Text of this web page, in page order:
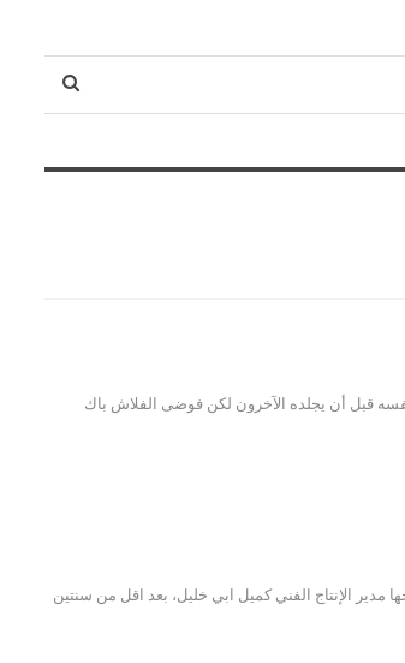
قبل أن يجلده الآخرون لكن فوضى الفلاش باك
مدير الإنتاج الفني كميل ابي خليل، بعد اقل من سنتين